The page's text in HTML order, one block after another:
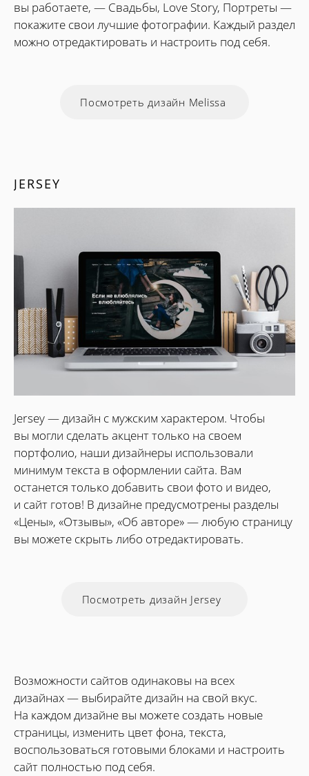
вы работаете, — Свадьбы, Love Story, Портреты —
покажите свои лучшие фотографии. Каждый раздел
можно отредактировать и настроить под себя.
Посмотреть дизайн Melissa
JERSEY
Jersey — дизайн с мужским характером. Чтобы
вы могли сделать акцент только на своем
портфолио, наши дизайнеры использовали
минимум текста в оформлении сайта. Вам
останется только добавить свои фото и видео,
и сайт готов! В дизайне предусмотрены разделы
«Цены», «Отзывы», «Об авторе» — любую страницу
вы можете скрыть либо отредактировать.
Посмотреть дизайн Jersey
Возможности сайтов одинаковы на всех
дизайнах — выбирайте дизайн на свой вкус.
На каждом дизайне вы можете создать новые
страницы, изменить цвет фона, текста,
воспользоваться готовыми блоками и настроить
сайт полностью под себя.